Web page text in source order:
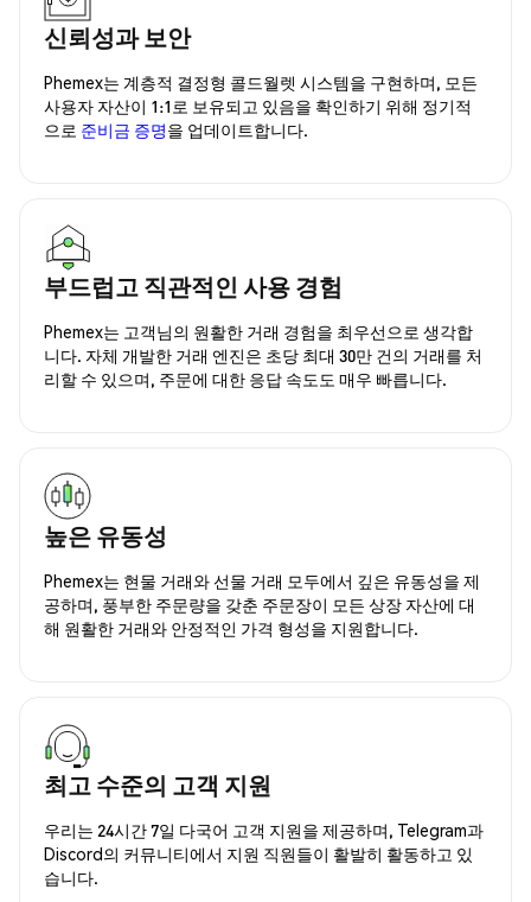
신뢰성과 보안
Phemex는 계층적 결정형 콜드월렛 시스템을 구현하며, 모든
사용자 자산이 1:1로 보유되고 있음을 확인하기 위해 정기적
으로 준비금 증명을 업데이트합니다.
부드럽고 직관적인 사용 경험
Phemex는 고객님의 원활한 거래 경험을 최우선으로 생각합
니다. 자체 개발한 거래 엔진은 초당 최대 30만 건의 거래를 처
리할 수 있으며, 주문에 대한 응답 속도도 매우 빠릅니다.
높은 유동성
Phemex는 현물 거래와 선물 거래 모두에서 깊은 유동성을 제
공하며, 풍부한 주문량을 갖춘 주문장이 모든 상장 자산에 대
해 원활한 거래와 안정적인 가격 형성을 지원합니다.
최고 수준의 고객 지원
우리는 24시간 7일 다국어 고객 지원을 제공하며, Telegram과
Discord의 커뮤니티에서 지원 직원들이 활발히 활동하고 있
습니다.